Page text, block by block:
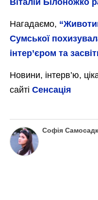
Віталій Білоножко
Нагадаємо,
Сумської
інтер’єром та
Новини, інтерв’ю,
сайті Сенсація
Софія